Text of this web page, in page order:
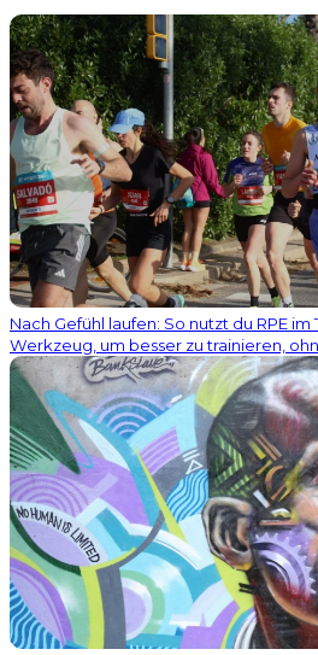
Nach Gefühl laufen: So nutzt du RPE
Werkzeug, um besser zu trainieren,